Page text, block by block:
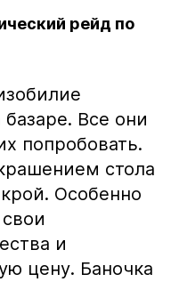
рейд по
Все они
попробовать.
стола
Особенно
и
цену. Баночка